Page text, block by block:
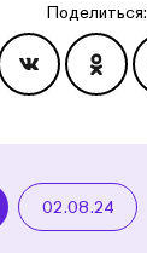
Поделиться:
02.08.24